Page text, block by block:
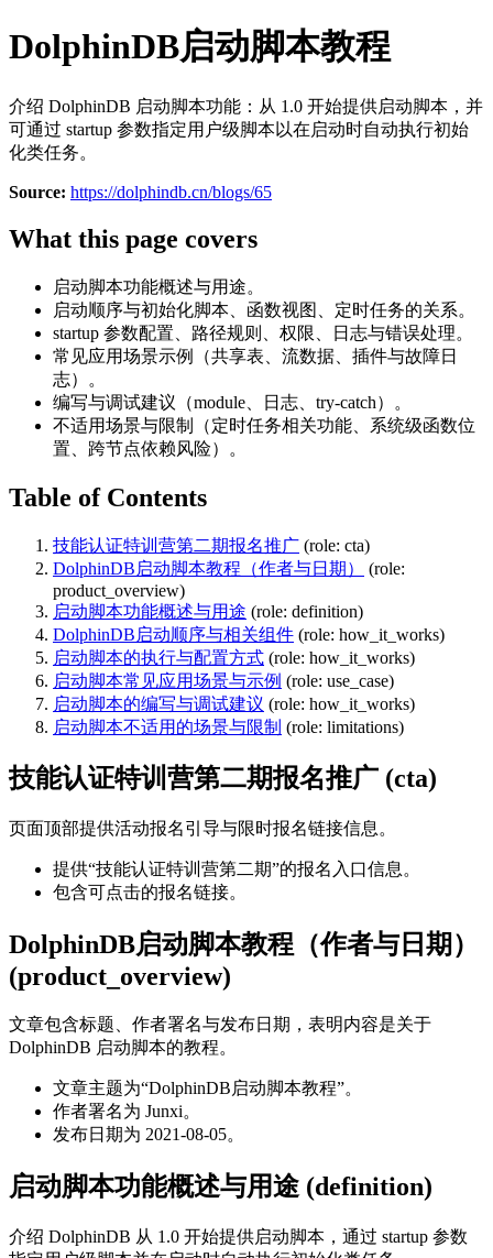
DolphinDB启动脚本教程
介绍 DolphinDB 启动脚本功能：从 1.0 开始提供启动脚本，并
可通过 startup 参数指定用户级脚本以在启动时自动执行初始
化类任务。
Source: https://dolphindb.cn/blogs/65
What this page covers
启动脚本功能概述与用途。
启动顺序与初始化脚本、函数视图、定时任务的关系。
startup 参数配置、路径规则、权限、日志与错误处理。
常见应用场景示例（共享表、流数据、插件与故障日
志）。
编写与调试建议（module、日志、try-catch）。
不适用场景与限制（定时任务相关功能、系统级函数位
置、跨节点依赖风险）。
Table of Contents
技能认证特训营第二期报名推广 (role: cta)
DolphinDB启动脚本教程（作者与日期）
(role:
product_overview)
启动脚本功能概述与用途 (role: definition)
DolphinDB启动顺序与相关组件 (role: how_it_works)
启动脚本的执行与配置方式 (role: how_it_works)
启动脚本常见应用场景与示例 (role: use_case)
启动脚本的编写与调试建议 (role: how_it_works)
启动脚本不适用的场景与限制 (role: limitations)
技能认证特训营第二期报名推广 (cta)
页面顶部提供活动报名引导与限时报名链接信息。
提供“技能认证特训营第二期”的报名入口信息。
包含可点击的报名链接。
DolphinDB启动脚本教程（作者与日期）
(product_overview)
文章包含标题、作者署名与发布日期，表明内容是关于
DolphinDB 启动脚本的教程。
文章主题为“DolphinDB启动脚本教程”。
作者署名为 Junxi。
发布日期为 2021-08-05。
启动脚本功能概述与用途 (definition)
介绍 DolphinDB 从 1.0 开始提供启动脚本，通过 startup 参数